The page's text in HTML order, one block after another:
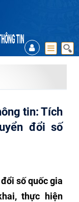
tin: Tích
đổi số
số quốc gia
thực hiện